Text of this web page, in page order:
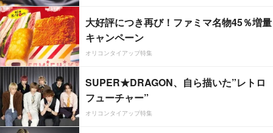
大好評につき再び！ファミマ名物45％増量
キャンペーン
オリコンタイアップ特集
SUPER★DRAGON、自ら描いた”レトロ
フューチャー”
オリコンタイアップ特集